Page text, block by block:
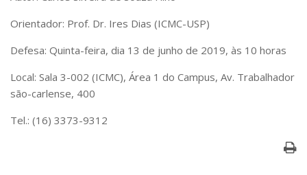
Projetos, Programas e Cursos
Artes, Cultura e Esportes
Museus e Espaços Interativos
Bibliotecas
Orientador: Prof. Dr. Ires Dias (ICMC-USP)
Defesa: Quinta-feira, dia 13 de junho de 2019, às 10 horas
Local: Sala 3-002 (ICMC), Área 1 do Campus, Av. Trabalhador
são-carlense, 400
Tel.: (16) 3373-9312